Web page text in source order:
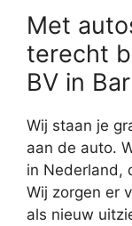
Met
terecht
BV in
Wij staan je
aan de auto.
in Nederland,
Wij zorgen er
als nieuw